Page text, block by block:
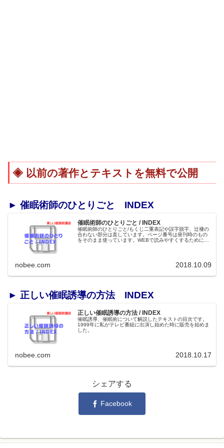
以前の著作とテキストを無料で公開
► 催眠術師のひとりごと INDEX
催眠術師のひとりごと / INDEX
催眠術師のひとりごと/もくじ二重表記や誤字脱字、辻褄の
合わない部分は直しています。ページ番号は発刊時のもの
をそのまま使っています。WEBで読みやすくするために縦
nobee.com 2018.10.09
► 正しい催眠誘導の方法 INDEX
正しい催眠誘導の方法 / INDEX
催眠誘導、催眠術について解説したテキストの目次です。
1999年に私がテレビ番組に出演し始めた時に販売を始めま
した。
nobee.com 2018.10.17
シェアする
Facebook